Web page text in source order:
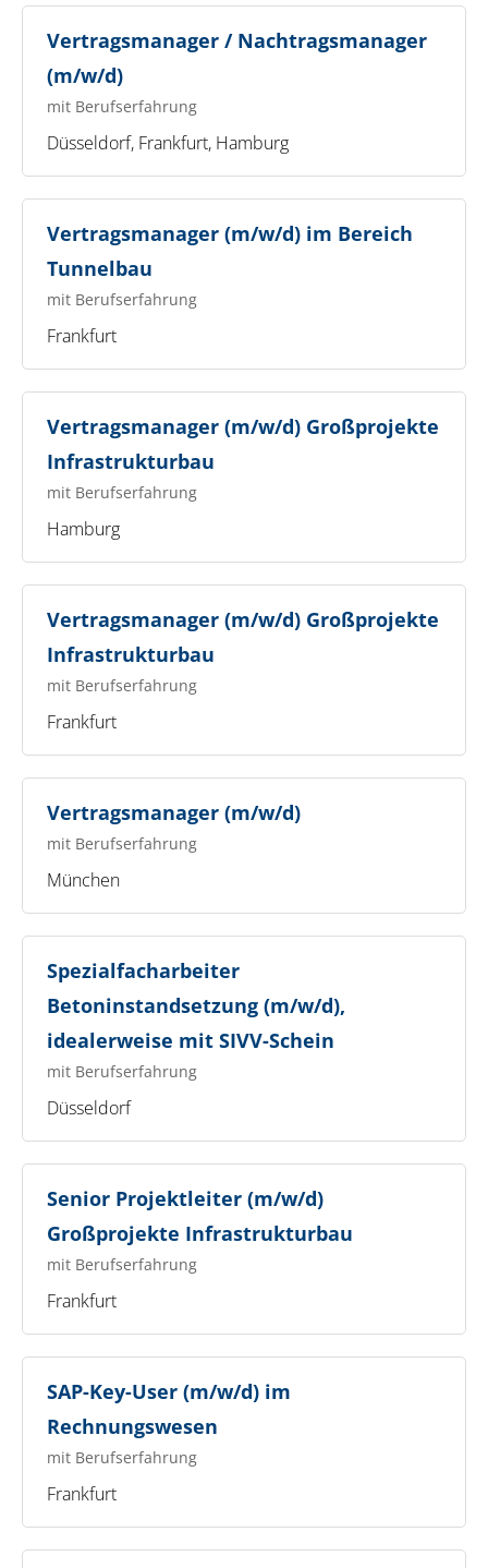
Vertragsmanager / Nachtragsmanager
(m/w/d)
mit Berufserfahrung
Düsseldorf, Frankfurt, Hamburg
Vertragsmanager (m/w/d) im Bereich
Tunnelbau
mit Berufserfahrung
Frankfurt
Vertragsmanager (m/w/d) Großprojekte
Infrastrukturbau
mit Berufserfahrung
Hamburg
Vertragsmanager (m/w/d) Großprojekte
Infrastrukturbau
mit Berufserfahrung
Frankfurt
Vertragsmanager (m/w/d)
mit Berufserfahrung
München
Spezialfacharbeiter
Betoninstandsetzung (m/w/d),
idealerweise mit SIVV-Schein
mit Berufserfahrung
Düsseldorf
Senior Projektleiter (m/w/d)
Großprojekte Infrastrukturbau
mit Berufserfahrung
Frankfurt
SAP-Key-User (m/w/d) im
Rechnungswesen
mit Berufserfahrung
Frankfurt